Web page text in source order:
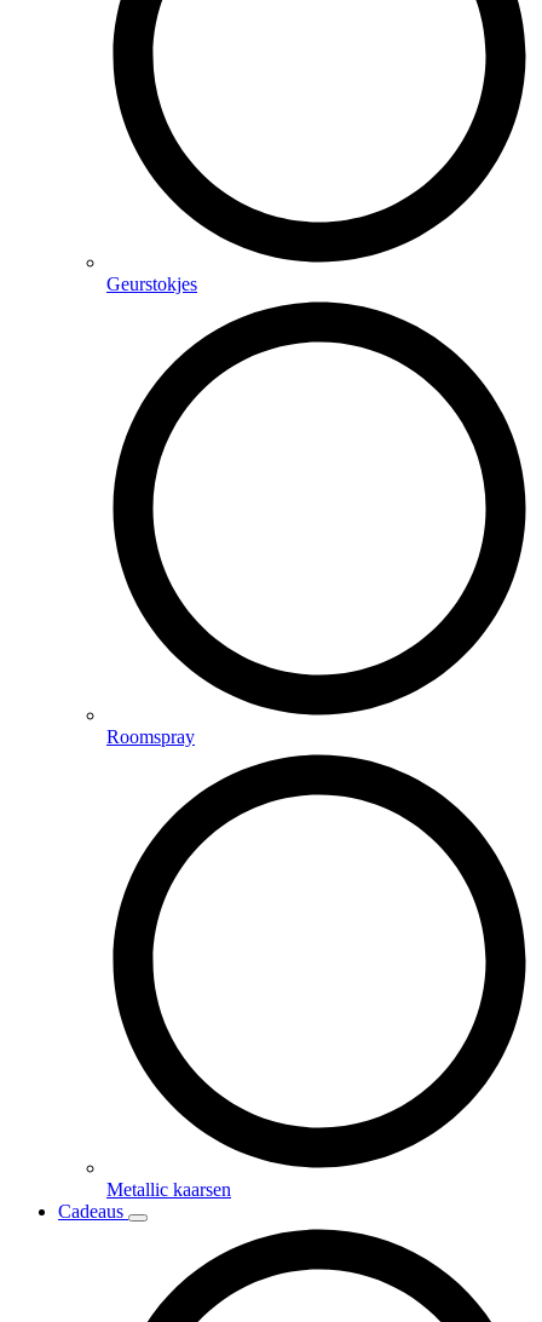
Geurstokjes
Roomspray
Metallic kaarsen
Cadeaus